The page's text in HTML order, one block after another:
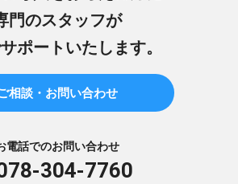
門のスタッフが
ポートいたします。
相談・お問い合わせ
電話でのお問い合わせ
304-7760